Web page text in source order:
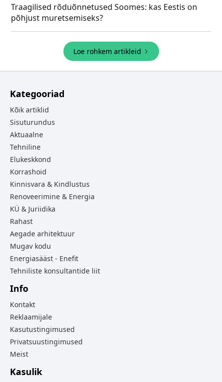
Traagilised rõduõnnetused Soomes: kas Eestis on
põhjust muretsemiseks?
Loe rohkem artikleid
Kategooriad
Kõik artiklid
Sisuturundus
Aktuaalne
Tehniline
Elukeskkond
Korrashoid
Kinnisvara & Kindlustus
Renoveerimine & Energia
KÜ & Juriidika
Rahast
Aegade arhitektuur
Mugav kodu
Energiasääst - Enefit
Tehniliste konsultantide liit
Info
Kontakt
Reklaamijale
Kasutustingimused
Privatsuustingimused
Meist
Kasulik